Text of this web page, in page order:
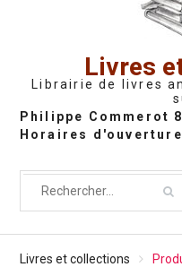
Livres
Librairie de livres
Livres et collections